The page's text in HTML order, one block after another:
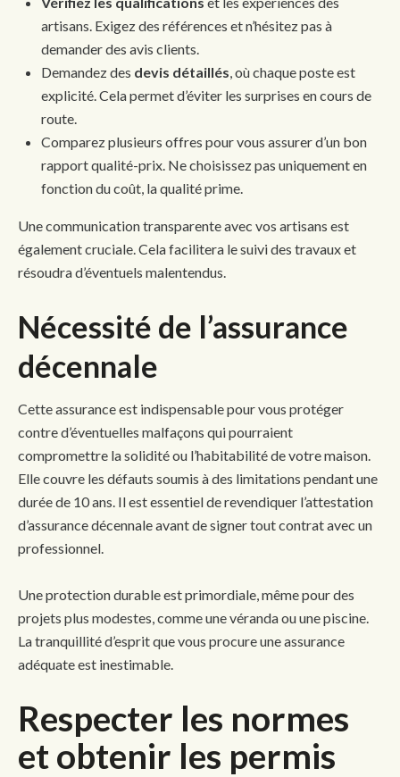
artisans. Exigez des références et n’hésitez pas à
demander des avis clients.
Demandez des devis détaillés , où chaque poste est
explicité. Cela permet d’éviter les surprises en cours de
route.
Comparez plusieurs offres pour vous assurer d’un bon
rapport qualité-prix. Ne choisissez pas uniquement en
fonction du coût, la qualité prime.
Une communication transparente avec vos artisans est
également cruciale. Cela facilitera le suivi des travaux et
résoudra d’éventuels malentendus.
Nécessité de l’assurance
décennale
Cette assurance est indispensable pour vous protéger
contre d’éventuelles malfaçons qui pourraient
compromettre la solidité ou l’habitabilité de votre maison.
Elle couvre les défauts soumis à des limitations pendant une
durée de 10 ans. Il est essentiel de revendiquer l’attestation
d’assurance décennale avant de signer tout contrat avec un
professionnel.
Une protection durable est primordiale, même pour des
projets plus modestes, comme une véranda ou une piscine.
La tranquillité d’esprit que vous procure une assurance
adéquate est inestimable.
Respecter les normes
et obtenir les permis